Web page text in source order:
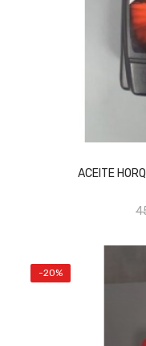
ACEITE
-20%